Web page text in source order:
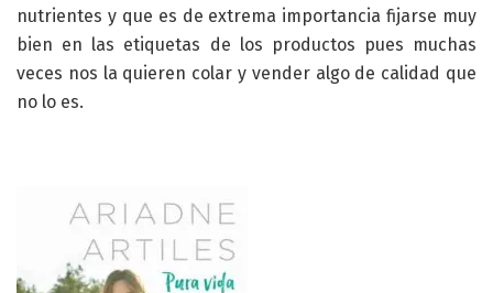
nutrientes y que es de extrema importancia fijarse muy
bien en las etiquetas de los productos pues muchas
veces nos la quieren colar y vender algo de calidad que
no lo es.